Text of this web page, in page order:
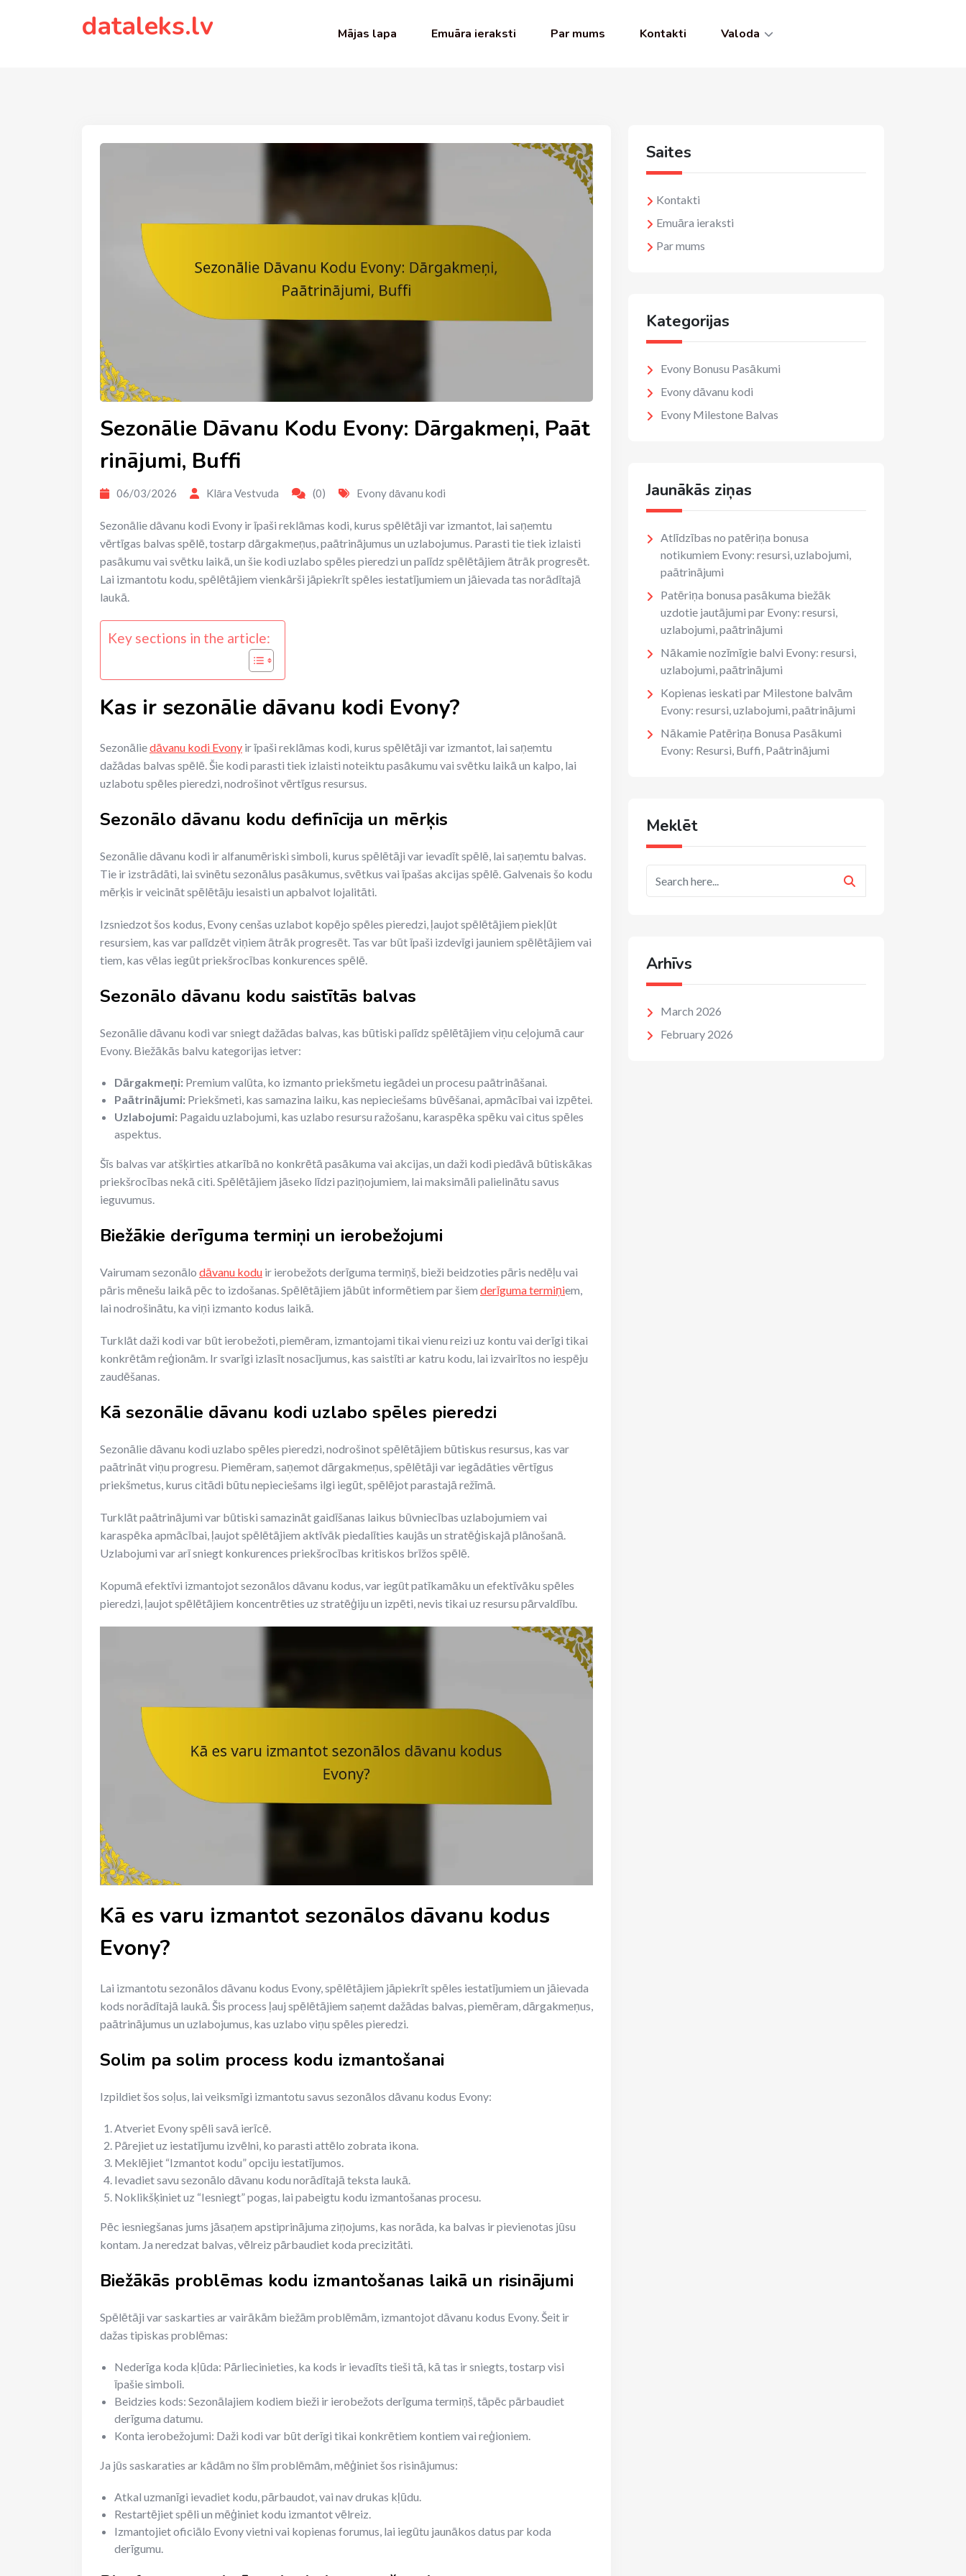
dataleks.lv Mājas lapa Emuāra ieraksti Par mums Kontakti Valoda
Sezonālie Dāvanu Kodu Evony: Dārgakmeņi, Paāt
rinājumi, Buffi
06/03/2026 Klāra Vestvuda (0) Evony dāvanu kodi
Sezonālie dāvanu kodi Evony ir īpaši reklāmas kodi, kurus spēlētāji var izmantot, lai saņemtu
vērtīgas balvas spēlē, tostarp dārgakmeņus, paātrinājumus un uzlabojumus. Parasti tie tiek izlaisti
pasākumu vai svētku laikā, un šie kodi uzlabo spēles pieredzi un palīdz spēlētājiem ātrāk progresēt.
Lai izmantotu kodu, spēlētājiem vienkārši jāpiekrīt spēles iestatījumiem un jāievada tas norādītajā
laukā.
Key sections in the article:
Kas ir sezonālie dāvanu kodi Evony?
Sezonāliedāvanu kodi Evony ir īpaši reklāmas kodi, kurus spēlētāji var izmantot, lai saņemtu
dažādas balvas spēlē. Šie kodi parasti tiek izlaisti noteiktu pasākumu vai svētku laikā un kalpo, lai
uzlabotu spēles pieredzi, nodrošinot vērtīgus resursus.
Sezonālo dāvanu kodu definīcija un mērķis
Sezonālie dāvanu kodi ir alfanumēriski simboli, kurus spēlētāji var ievadīt spēlē, lai saņemtu balvas.
Tie ir izstrādāti, lai svinētu sezonālus pasākumus, svētkus vai īpašas akcijas spēlē. Galvenais šo kodu
mērķis ir veicināt spēlētāju iesaisti un apbalvot lojalitāti.
Izsniedzot šos kodus, Evony cenšas uzlabot kopējo spēles pieredzi, ļaujot spēlētājiem piekļūt
resursiem, kas var palīdzēt viņiem ātrāk progresēt. Tas var būt īpaši izdevīgi jauniem spēlētājiem vai
tiem, kas vēlas iegūt priekšrocības konkurences spēlē.
Sezonālo dāvanu kodu saistītās balvas
Sezonālie dāvanu kodi var sniegt dažādas balvas, kas būtiski palīdz spēlētājiem viņu ceļojumā caur
Evony. Biežākās balvu kategorijas ietver:
Dārgakmeņi: Premium valūta, ko izmanto priekšmetu iegādei un procesu paātrināšanai.
Paātrinājumi: Priekšmeti, kas samazina laiku, kas nepieciešams būvēšanai, apmācībai vai izpētei.
Uzlabojumi: Pagaidu uzlabojumi, kas uzlabo resursu ražošanu, karaspēka spēku vai citus spēles
aspektus.
Šīs balvas var atšķirties atkarībā no konkrētā pasākuma vai akcijas, un daži kodi piedāvā būtiskākas
priekšrocības nekā citi. Spēlētājiem jāseko līdzi paziņojumiem, lai maksimāli palielinātu savus
ieguvumus.
Biežākie derīguma termiņi un ierobežojumi
Vairumam sezonālo dāvanu kodu ir ierobežots derīguma termiņš, bieži beidzoties pāris nedēļu vai
pāris mēnešu laikā pēc to izdošanas. Spēlētājiem jābūt informētiem par šiem derīguma termiņiem,
lai nodrošinātu, ka viņi izmanto kodus laikā.
Turklāt daži kodi var būt ierobežoti, piemēram, izmantojami tikai vienu reizi uz kontu vai derīgi tikai
konkrētām reģionām. Ir svarīgi izlasīt nosacījumus, kas saistīti ar katru kodu, lai izvairītos no iespēju
zaudēšanas.
Kā sezonālie dāvanu kodi uzlabo spēles pieredzi
Sezonālie dāvanu kodi uzlabo spēles pieredzi, nodrošinot spēlētājiem būtiskus resursus, kas var
paātrināt viņu progresu. Piemēram, saņemot dārgakmeņus, spēlētāji var iegādāties vērtīgus
priekšmetus, kurus citādi būtu nepieciešams ilgi iegūt, spēlējot parastajā režīmā.
Turklāt paātrinājumi var būtiski samazināt gaidīšanas laikus būvniecības uzlabojumiem vai
karaspēka apmācībai, ļaujot spēlētājiem aktīvāk piedalīties kaujās un stratēģiskajā plānošanā.
Uzlabojumi var arī sniegt konkurences priekšrocības kritiskos brīžos spēlē.
Kopumā efektīvi izmantojot sezonālos dāvanu kodus, var iegūt patīkamāku un efektīvāku spēles
pieredzi, ļaujot spēlētājiem koncentrēties uz stratēģiju un izpēti, nevis tikai uz resursu pārvaldību.
Kā es varu izmantot sezonālos dāvanu kodus
Evony?
Lai izmantotu sezonālos dāvanu kodus Evony, spēlētājiem jāpiekrīt spēles iestatījumiem un jāievada
kods norādītajā laukā. Šis process ļauj spēlētājiem saņemt dažādas balvas, piemēram, dārgakmeņus,
paātrinājumus un uzlabojumus, kas uzlabo viņu spēles pieredzi.
Solim pa solim process kodu izmantošanai
Izpildiet šos soļus, lai veiksmīgi izmantotu savus sezonālos dāvanu kodus Evony:
Atveriet Evony spēli savā ierīcē.
Pārejiet uz iestatījumu izvēlni, ko parasti attēlo zobrata ikona.
Meklējiet “Izmantot kodu” opciju iestatījumos.
Ievadiet savu sezonālo dāvanu kodu norādītajā teksta laukā.
Noklikšķiniet uz “Iesniegt” pogas, lai pabeigtu kodu izmantošanas procesu.
Pēc iesniegšanas jums jāsaņem apstiprinājuma ziņojums, kas norāda, ka balvas ir pievienotas jūsu
kontam. Ja neredzat balvas, vēlreiz pārbaudiet koda precizitāti.
Biežākās problēmas kodu izmantošanas laikā un risinājumi
Spēlētāji var saskarties ar vairākām biežām problēmām, izmantojot dāvanu kodus Evony. Šeit ir
dažas tipiskas problēmas:
Nederīga koda kļūda: Pārliecinieties, ka kods ir ievadīts tieši tā, kā tas ir sniegts, tostarp visi
īpašie simboli.
Beidzies kods: Sezonālajiem kodiem bieži ir ierobežots derīguma termiņš, tāpēc pārbaudiet
derīguma datumu.
Konta ierobežojumi: Daži kodi var būt derīgi tikai konkrētiem kontiem vai reģioniem.
Ja jūs saskaraties ar kādām no šīm problēmām, mēģiniet šos risinājumus:
Atkal uzmanīgi ievadiet kodu, pārbaudot, vai nav drukas kļūdu.
Restartējiet spēli un mēģiniet kodu izmantot vēlreiz.
Izmantojiet oficiālo Evony vietni vai kopienas forumus, lai iegūtu jaunākos datus par koda
derīgumu.
Saites
Kontakti
Emuāra ieraksti
Par mums
Kategorijas
Evony Bonusu Pasākumi
Evony dāvanu kodi
Evony Milestone Balvas
Jaunākās ziņas
Atlīdzības no patēriņa bonusa
notikumiem Evony: resursi, uzlabojumi,
paātrinājumi
Patēriņa bonusa pasākuma biežāk
uzdotie jautājumi par Evony: resursi,
uzlabojumi, paātrinājumi
Nākamie nozīmīgie balvi Evony: resursi,
uzlabojumi, paātrinājumi
Kopienas ieskati par Milestone balvām
Evony: resursi, uzlabojumi, paātrinājumi
Nākamie Patēriņa Bonusa Pasākumi
Evony: Resursi, Buffi, Paātrinājumi
Meklēt
Arhīvs
March 2026
February 2026